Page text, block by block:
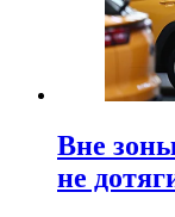
Вне
не